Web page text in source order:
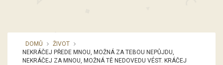
DOMŮ
ŽIVOT
NEKRÁČEJ PŘEDE MNOU, MOŽNÁ ZA TEBOU NEPŮJDU,
NEKRÁČEJ ZA MNOU, MOŽNÁ TĚ NEDOVEDU VÉST. KRÁČEJ